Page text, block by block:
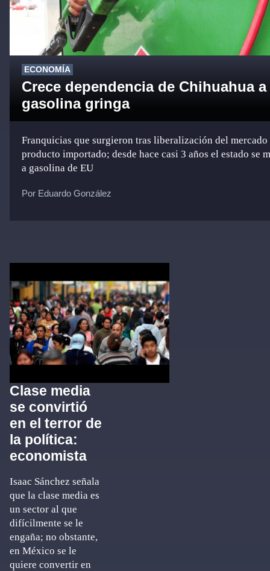
ECONOMÍA
Crece dependencia de Chihuahua a
gasolina gringa
Franquicias que surgieron tras liberalización del
producto importado; desde hace casi 3 años el estado se
a gasolina de EU
Por Eduardo González
Clase media
se convirtió
en el terror de
la política:
economista
Isaac Sánchez señala
que la clase media es
un sector al que
difícilmente se le
engaña; no obstante,
en México se le
quiere convertir en